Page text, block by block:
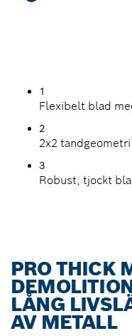
1
Flexibelt blad
2
2x2
3
Robust, tjockt
PRO THICK
LÅNG
AV METALL